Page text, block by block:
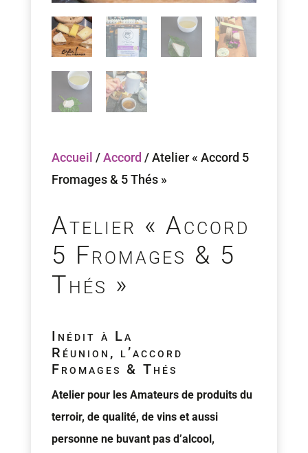
Accueil /Accord / Atelier « Accord 5
Fromages & 5 Thés »
Atelier « Accord
5 Fromages & 5
Thés »
Inédit à La
Réunion, l’accord
Fromages & Thés
Atelier pour les Amateurs de produits du
terroir, de qualité, de vins et aussi
personne ne buvant pas d’alcool,